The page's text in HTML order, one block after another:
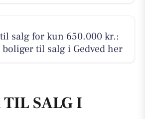
salg for kun 650.000 kr.:
til salg i Gedved her
SALG I